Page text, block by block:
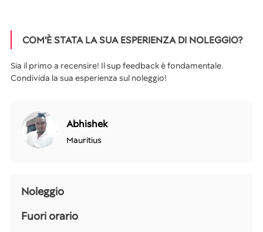
COM'È STATA LA SUA ESPERIENZA DI NOLEGGIO?
Sia il primo a recensire! Il sup feedback è fondamentale.
Condivida la sua esperienza sul noleggio!
Abhishek
Mauritius
Noleggio
Fuori orario